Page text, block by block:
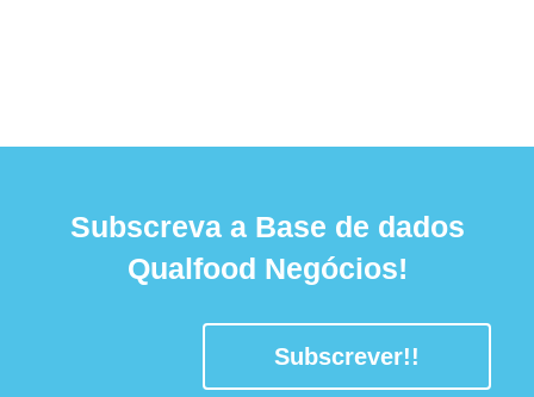
Subscreva a Base de dados
Qualfood Negócios!
Subscrever!!